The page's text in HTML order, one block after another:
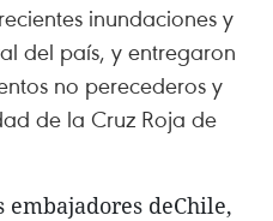
inundaciones y
del país, y entregaron
no perecederos y
de la Cruz Roja de
embajadores deChile,